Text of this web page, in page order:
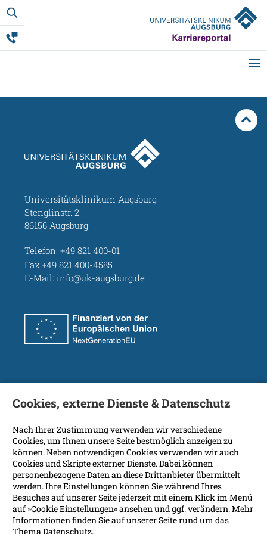
Berufliche
Startseite
Ausbildung
Studium & Co.
Zu den Stellenangeboten
Universitätsklinikum Augsburg
Stenglinstr. 2
86156 Augsburg
Telefon: +49 821 400-01
Fax:+49 821 400-4585
E-Mail: info@uk-augsburg.de
Kontakt
Anreise
Impressum
Datenschutz
Cookies, externe Dienste & Datenschutz
Nach Ihrer Zustimmung verwenden wir verschiedene
Cookies, um Ihnen unsere Seite bestmöglich anzeigen zu
können. Neben notwendigen Cookies verwenden wir auch
Cookies und Skripte externer Dienste. Dabei können
personenbezogene Daten an diese Drittanbieter übermittelt
werden. Ihre Einstellungen können Sie während Ihres
Besuches auf unserer Seite jederzeit mit einem Klick im Menü
auf »Cookie Einstellungen« ansehen und ggf. verändern. Mehr
Informationen finden Sie auf unserer Seite rund um das
Thema Datenschutz.